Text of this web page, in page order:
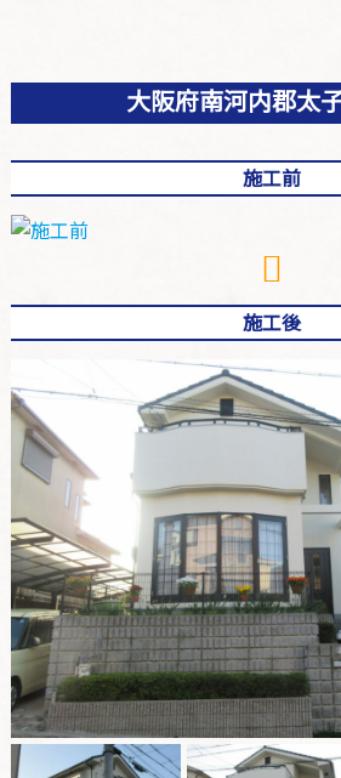
大阪府南河内郡太
施工前
施工後